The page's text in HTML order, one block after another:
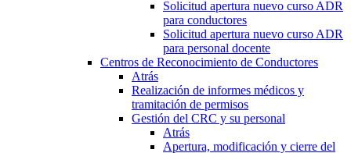
Solicitud apertura nuevo curso ADR
para conductores
Solicitud apertura nuevo curso ADR
para personal docente
Centros de Reconocimiento de Conductores
Atrás
Realización de informes médicos y
tramitación de permisos
Gestión del CRC y su personal
Atrás
Apertura, modificación y cierre del